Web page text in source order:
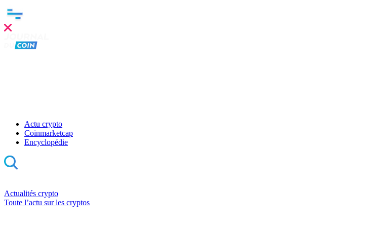
Actu crypto
Coinmarketcap
Encyclopédie
Actualités crypto
Toute l’actu sur les cryptos